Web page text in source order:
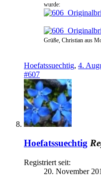
wurde:
Grüße, Christian aus
Hoefatssuechtig, 4.
#607
Hoefatssuechtig
Registriert seit:
20. November